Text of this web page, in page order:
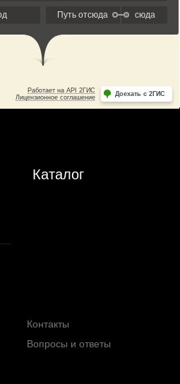
Каталог
Контакты
Вопросы и ответы